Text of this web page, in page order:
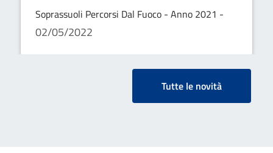
Soprassuoli Percorsi Dal Fuoco - Anno 2021 -
02/05/2022
Tutte le novità